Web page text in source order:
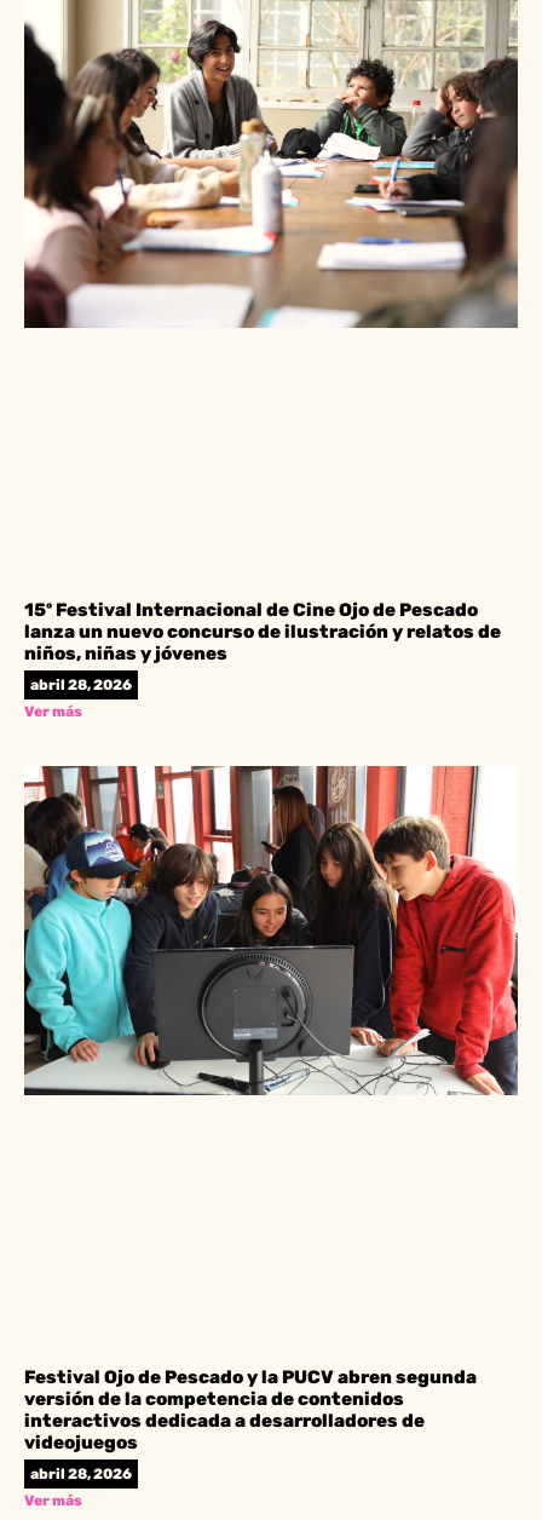
15º Festival Internacional de Cine Ojo de Pescado
lanza un nuevo concurso de ilustración y relatos de
niños, niñas y jóvenes
abril 28, 2026
Ver más
Festival Ojo de Pescado y la PUCV abren segunda
versión de la competencia de contenidos
interactivos dedicada a desarrolladores de
videojuegos
abril 28, 2026
Ver más